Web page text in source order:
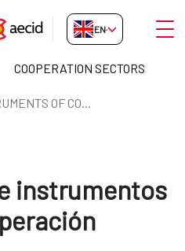
EN-GB
COOPERATION SECTORS
MODALITIES AND INSTRUMENTS OF COOPERATION
instrumentos